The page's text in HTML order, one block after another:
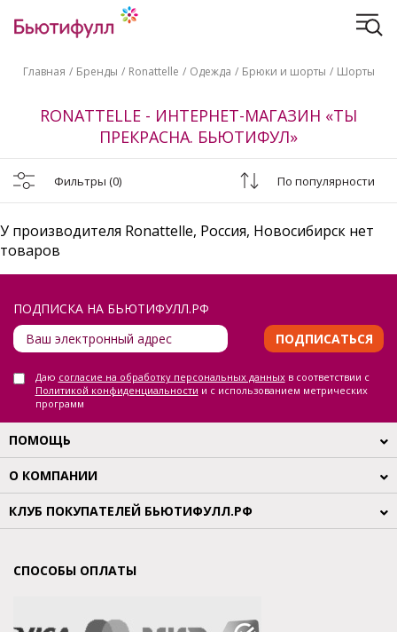
Главная Бренды Ronattelle Одежда Брюки и шорты Шорты
RONATTELLE - ИНТЕРНЕТ-МАГАЗИН «ТЫ
ПРЕКРАСНА. БЬЮТИФУЛ»
Фильтры (0) По популярности
У производителя Ronattelle, Россия, Новосибирск нет
товаров
ПОДПИСКА НА БЬЮТИФУЛЛ.РФ
ПОДПИСАТЬСЯ
Даю согласие на обработку персональных данныхв соответствии с
Политикой конфиденциальности и с использованием метрических
программ
ПОМОЩЬ
О КОМПАНИИ
КЛУБ ПОКУПАТЕЛЕЙ БЬЮТИФУЛЛ.РФ
СПОСОБЫ ОПЛАТЫ